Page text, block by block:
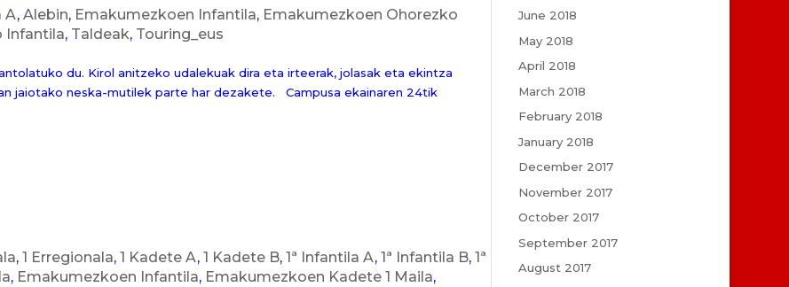
A, Alebin, Emakumezkoen Infantila, Emakumezkoen Ohorezko
Infantila, Taldeak, Touring_eus
du. Kirol anitzeko udalekuak dira eta irteerak, jolasak eta ekintza
jaiotako neska-mutilek parte har dezakete. Campusa ekainaren 24tik
, 1 Erregionala, 1 Kadete A, 1 Kadete B, 1ª Infantila A, 1ª Infantila B, 1ª
, Emakumezkoen Infantila, Emakumezkoen Kadete 1 Maila,
June 2018
May 2018
April 2018
March 2018
February 2018
January 2018
December 2017
November 2017
October 2017
September 2017
August 2017